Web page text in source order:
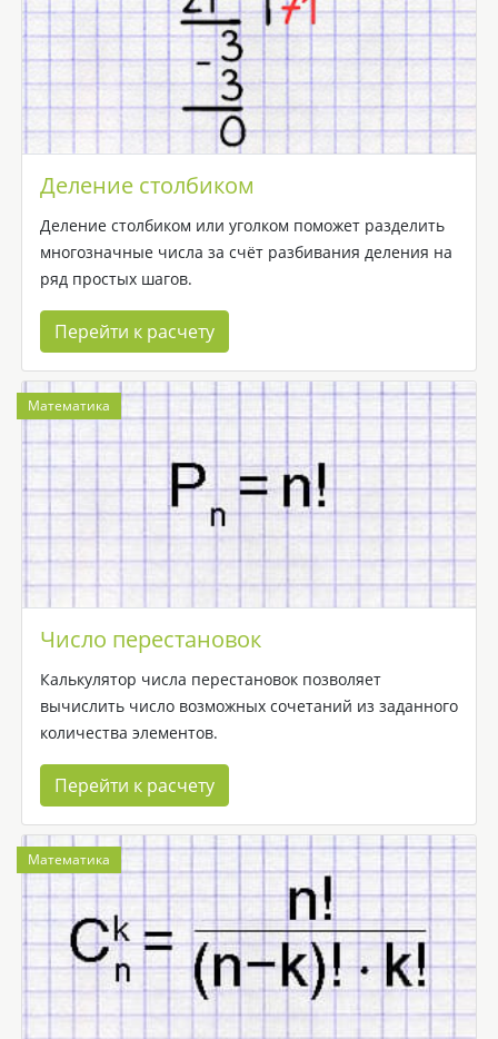
Деление столбиком
Деление столбиком или уголком поможет разделить
многозначные числа за счёт разбивания деления на
ряд простых шагов.
Перейти к расчету
Математика
Число перестановок
Калькулятор числа перестановок позволяет
вычислить число возможных сочетаний из заданного
количества элементов.
Перейти к расчету
Математика